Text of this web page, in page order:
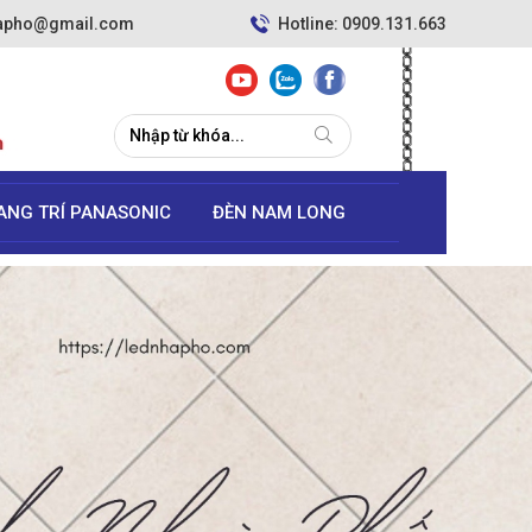
Hotline: 0909.131.663
TRÍ PANASONIC ĐÈN NAM LONG